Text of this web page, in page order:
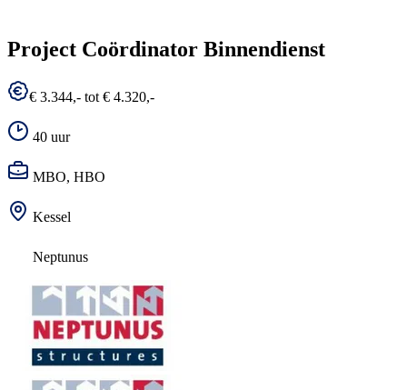
Project Coördinator Binnendienst
€ 3.344,- tot € 4.320,-
40 uur
MBO, HBO
Kessel
Neptunus